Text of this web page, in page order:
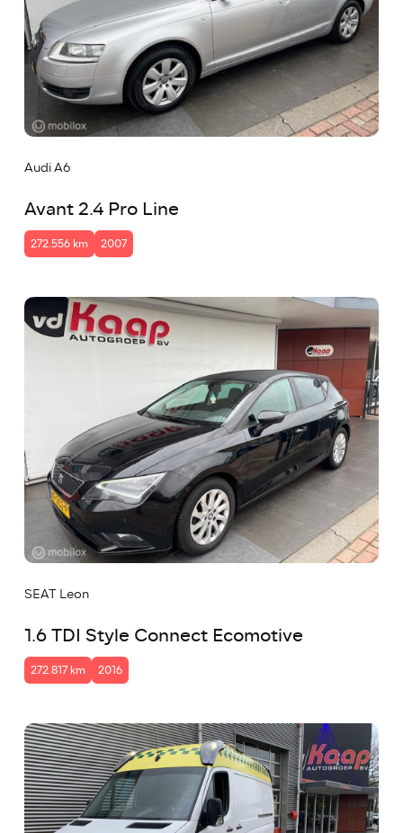
Audi A6
Avant 2.4 Pro Line
272.556 km 2007
SEAT Leon
1.6 TDI Style Connect Ecomotive
272.817 km 2016